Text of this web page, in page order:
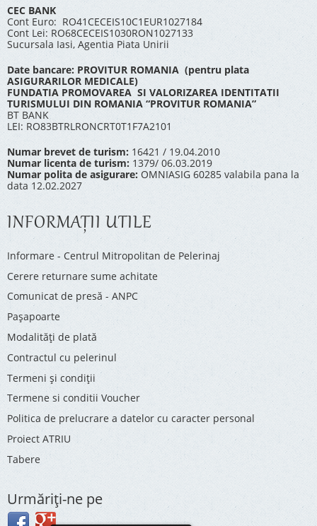
CEC BANK
Cont Euro: RO41CECEIS10C1EUR1027184
Cont Lei: RO68CECEIS1030RON1027133
Sucursala Iasi, Agentia Piata Unirii
Date bancare: PROVITUR ROMANIA (pentru plata
ASIGURARILOR MEDICALE)
FUNDATIA PROMOVAREA SI VALORIZAREA IDENTITATII
TURISMULUI DIN ROMANIA “PROVITUR ROMANIA”
BT BANK
LEI: RO83BTRLRONCRT0T1F7A2101
Numar brevet de turism: 16421 / 19.04.2010
Numar licenta de turism: 1379/ 06.03.2019
Numar polita de asigurare: OMNIASIG 60285 valabila pana la
data 12.02.2027
INFORMAŢII UTILE
Informare - Centrul Mitropolitan de Pelerinaj
Cerere returnare sume achitate
Comunicat de presă - ANPC
Pașapoarte
Modalități de plată
Contractul cu pelerinul
Termeni și condiții
Termene si conditii Voucher
Politica de prelucrare a datelor cu caracter personal
Proiect ATRIU
Tabere
Urmăriţi-ne pe